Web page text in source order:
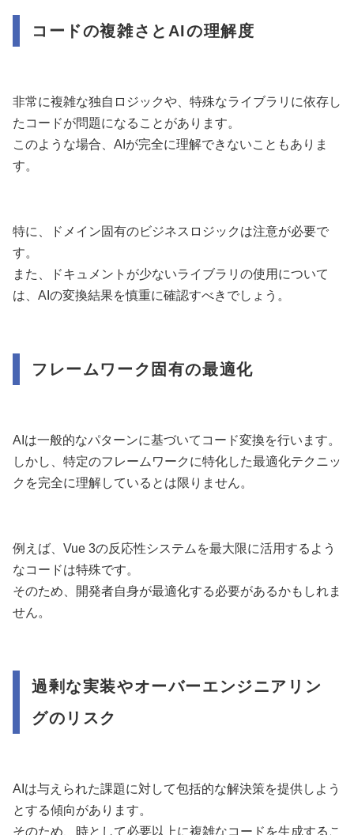
コードの複雑さとAIの理解度
非常に複雑な独自ロジックや、特殊なライブラリに依存し
たコードが問題になることがあります。
このような場合、AIが完全に理解できないこともありま
す。
特に、ドメイン固有のビジネスロジックは注意が必要で
す。
また、ドキュメントが少ないライブラリの使用について
は、AIの変換結果を慎重に確認すべきでしょう。
フレームワーク固有の最適化
AIは一般的なパターンに基づいてコード変換を行います。
しかし、特定のフレームワークに特化した最適化テクニッ
クを完全に理解しているとは限りません。
例えば、Vue 3の反応性システムを最大限に活用するよう
なコードは特殊です。
そのため、開発者自身が最適化する必要があるかもしれま
せん。
過剰な実装やオーバーエンジニアリン
グのリスク
AIは与えられた課題に対して包括的な解決策を提供しよう
とする傾向があります。
そのため、時として必要以上に複雑なコードを生成するこ